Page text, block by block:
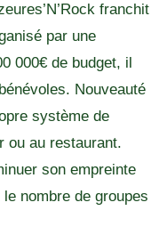
franchit
par une
000€ de budget, il
Nouveauté
système de
ou au restaurant.
son empreinte
nombre de groupes